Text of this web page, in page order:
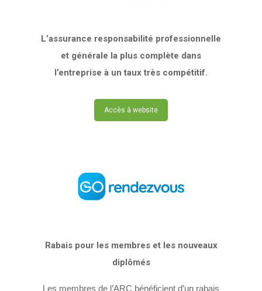
L’assurance responsabilité professionnelle
et générale la plus complète dans
l’entreprise à un taux très compétitif.
Accès à website
Rabais pour les membres et les nouveaux
diplômés
Les membres de l’ARC bénéficient d’un rabais